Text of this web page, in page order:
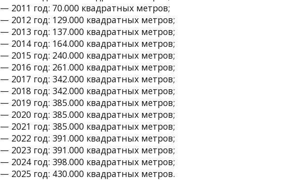
— 2011 год: 70.000 квадратных метров;
— 2012 год: 129.000 квадратных метров;
— 2013 год: 137.000 квадратных метров;
— 2014 год: 164.000 квадратных метров;
— 2015 год: 240.000 квадратных метров;
— 2016 год: 261.000 квадратных метров;
— 2017 год: 342.000 квадратных метров;
— 2018 год: 342.000 квадратных метров;
— 2019 год: 385.000 квадратных метров;
— 2020 год: 385.000 квадратных метров;
— 2021 год: 385.000 квадратных метров;
— 2022 год: 391.000 квадратных метров;
— 2023 год: 391.000 квадратных метров;
— 2024 год: 398.000 квадратных метров;
— 2025 год: 430.000 квадратных метров.